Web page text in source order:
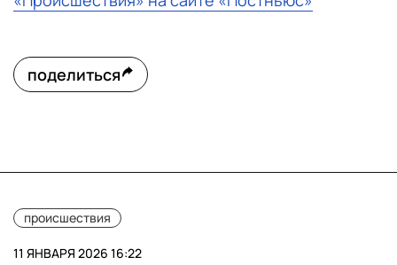
поделиться
происшествия
11 ЯНВАРЯ 2026 16:22